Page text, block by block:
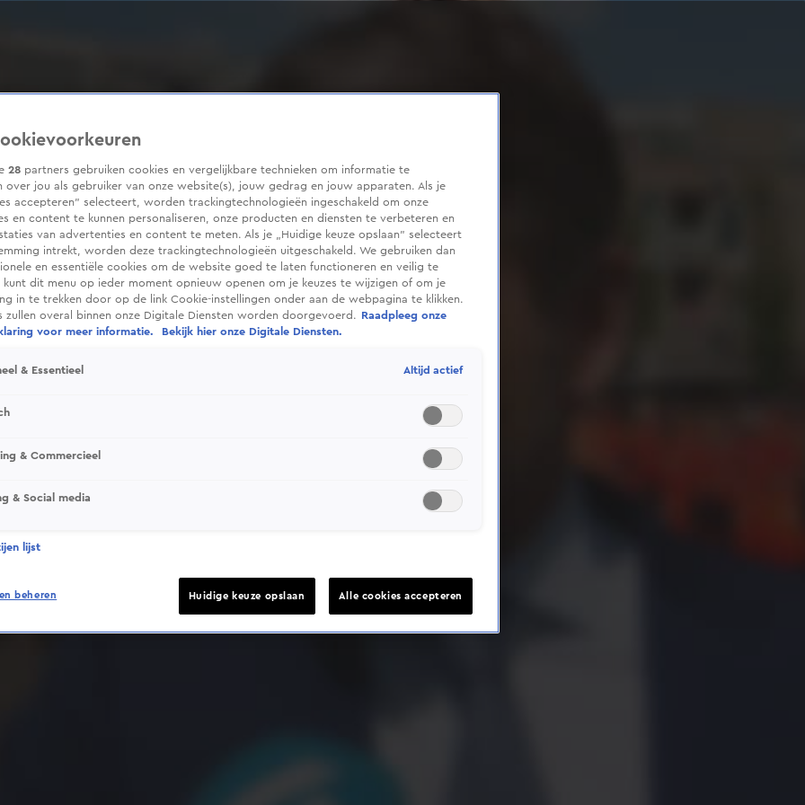
Deze video is niet beschikbaar op je huidige locatie
28 partners gebruiken cookies en vergelijkbare technieken om informatie te
over jou als gebruiker van onze website(s), jouw gedrag en jouw apparaten. Als je
accepteren” selecteert, worden trackingtechnologieën ingeschakeld om onze
en content te kunnen personaliseren, onze producten en diensten te verbeteren en
van advertenties en content te meten. Als je „Huidige keuze opslaan” selecteert
intrekt, worden deze trackingtechnologieën uitgeschakeld. We gebruiken dan
en essentiële cookies om de website goed te laten functioneren en veilig te
kunt dit menu op ieder moment opnieuw openen om je keuzes te wijzigen of om je
in te trekken door op de link Cookie-instellingen onder aan de webpagina te klikken.
zullen overal binnen onze Digitale Diensten worden doorgevoerd.
Raadpleeg onze
voor meer informatie.
Bekijk hier onze Digitale Diensten.
& Essentieel Altijd actief
& Commercieel
& Social media
lijst
beheren Huidige keuze opslaan Alle cookies accepteren